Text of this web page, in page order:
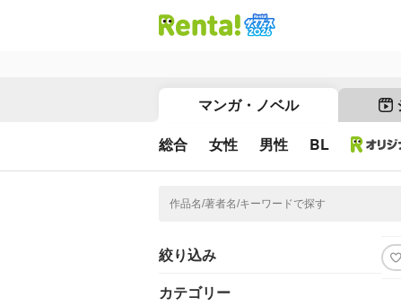
マンガ・ノベル
総合 女性 男性 BL
絞り込み
カテゴリー